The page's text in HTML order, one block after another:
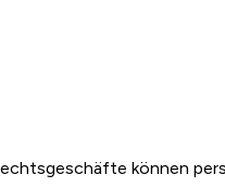
können